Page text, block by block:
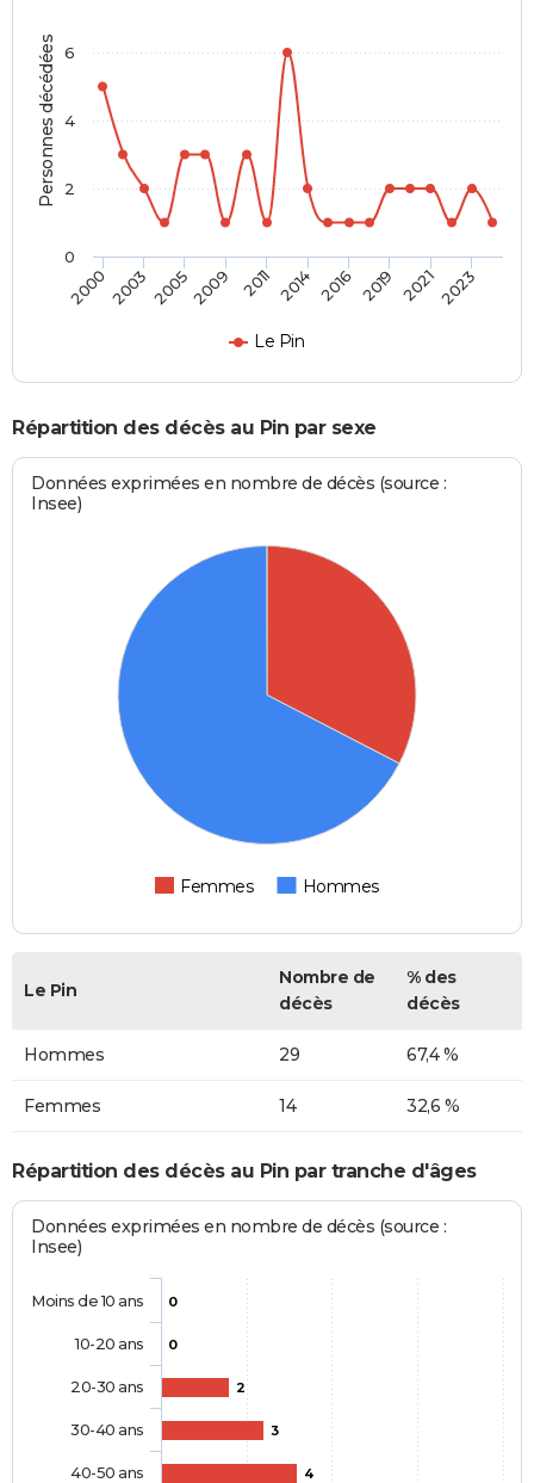
Personnes décédées
Le Pin
2000200320052009 2011 2014 2016 2019 20212023
0
2
4
6
Répartition des décès au Pin par sexe
Données exprimées en nombre de décès (source :
Insee)
Femmes Hommes
Le Pin
Nombre de
décès
% des
décès
Hommes 29 67,4 %
Femmes 14 32,6 %
Répartition des décès au Pin par tranche d'âges
Données exprimées en nombre de décès (source :
Insee)
0
0
2
3
4
Moins de 10 ans
10-20 ans
20-30 ans
30-40 ans
40-50 ans